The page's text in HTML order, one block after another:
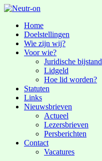
Home
Doelstellingen
Wie zijn wij?
Voor wie?
Juridische bijstand
Lidgeld
Hoe lid worden?
Statuten
Links
Nieuwsbrieven
Actueel
Lezersbrieven
Persberichten
Contact
Vacatures